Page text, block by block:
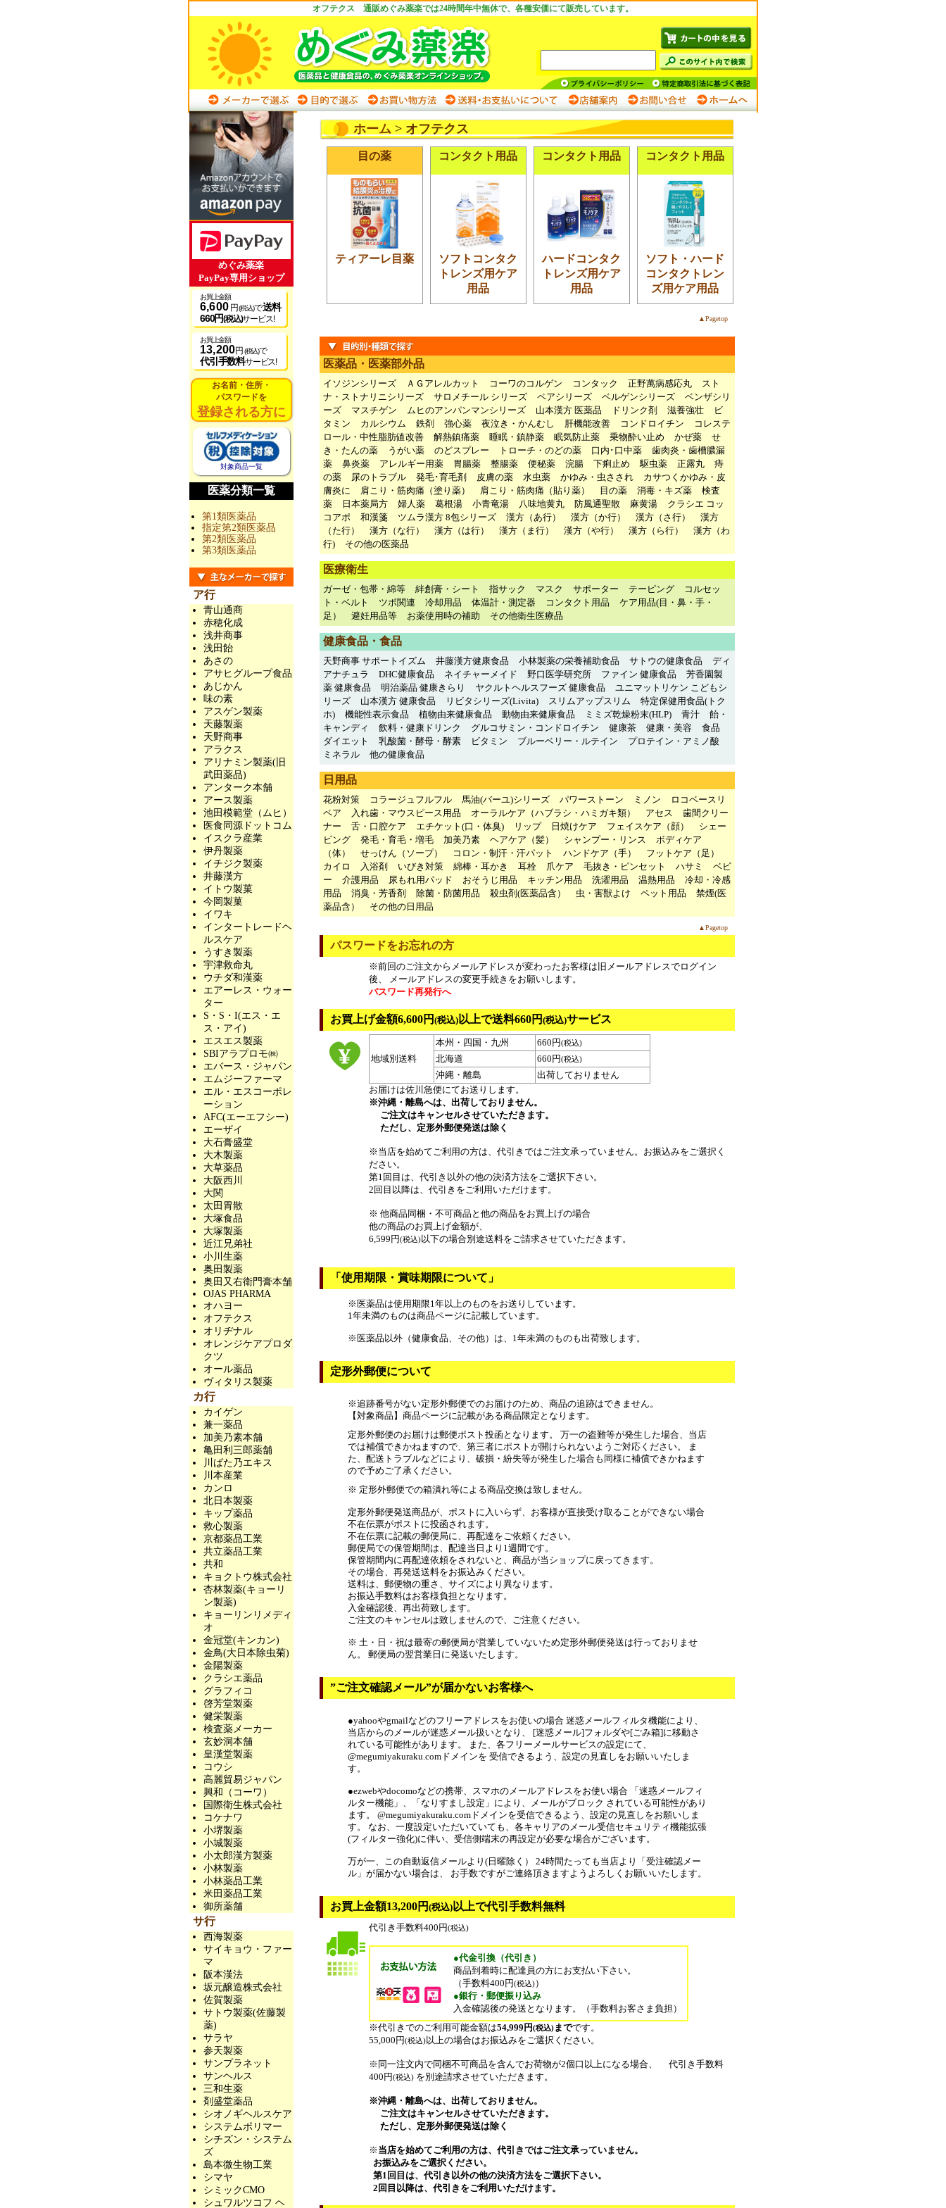
オフテクス 通販めぐみ薬楽では24時間年中無休で、各種安価にて販売しています。
ホーム> オフテクス
目の薬
ティアーレ目薬
コンタクト用品
ソフトコンタク
トレンズ用ケア
用品
コンタクト用品
ハードコンタク
トレンズ用ケア
用品
コンタクト用品
ソフト・ハード
コンタクトレン
ズ用ケア用品
▲Pagetop
医薬品・医薬部外品
イソジンシリーズ ＡＧアレルカット コーワのコルゲン コンタック 正野萬病感応丸
スト
ナ・ストナリニシリーズ
サロメチール シリーズ ペアシリーズ ベルゲンシリーズ
ベンザシリ
ーズ
マスチゲン ムヒのアンパンマンシリーズ 山本漢方 医薬品 ドリンク剤 滋養強壮
ビ
タミン
カルシウム 鉄剤 強心薬 夜泣き・かんむし 肝機能改善 コンドロイチン
コレステ
ロール・中性脂肪値改善
解熱鎮痛薬 睡眠・鎮静薬 眠気防止薬 乗物酔い止め かぜ薬
せ
き・たんの薬
うがい薬 のどスプレー トローチ・のどの薬 口内･口中薬
歯肉炎・歯槽膿漏
薬
鼻炎薬 アレルギー用薬 胃腸薬 整腸薬 便秘薬 浣腸 下痢止め 駆虫薬 正露丸
痔
の薬
尿のトラブル 発毛･育毛剤 皮膚の薬 水虫薬 かゆみ・虫さされ
カサつくかゆみ・皮
膚炎に
肩こり・筋肉痛（塗り薬） 肩こり・筋肉痛（貼り薬） 目の薬 消毒・キズ薬
検査
薬
日本薬局方 婦人薬 葛根湯 小青竜湯 八味地黄丸 防風通聖散 麻黄湯
クラシエ コッ
コアポ
和漢箋 ツムラ漢方 8包シリーズ 漢方（あ行） 漢方（か行） 漢方（さ行）
漢方
（た行）
漢方（な行） 漢方（は行） 漢方（ま行） 漢方（や行） 漢方（ら行）
漢方（わ
行)
その他の医薬品
医療衛生
ガーゼ・包帯・綿等 絆創膏・シート 指サック マスク サポーター テーピング
コルセッ
ト・ベルト
ツボ関連 冷却用品 体温計・測定器 コンタクト用品
ケア用品(目・鼻・手・
足）
避妊用品等 お薬使用時の補助 その他衛生医療品
健康食品・食品
天野商事 サポートイズム 井藤漢方健康食品 小林製薬の栄養補助食品 サトウの健康食品
ディ
アナチュラ
DHC健康食品 ネイチャーメイド 野口医学研究所 ファイン 健康食品
芳香園製
薬 健康食品
明治薬品 健康きらり ヤクルトヘルスフーズ 健康食品
ユニマットリケン こどもシ
リーズ
山本漢方 健康食品 リビタシリーズ(Livita) スリムアップスリム
特定保健用食品(トク
ホ)
機能性表示食品 植物由来健康食品 動物由来健康食品 ミミズ乾燥粉末(HLP) 青汁
飴・
キャンディ
飲料・健康ドリンク グルコサミン・コンドロイチン 健康茶 健康・美容
食品
ダイエット
乳酸菌・酵母・酵素 ビタミン ブルーベリー・ルテイン
プロテイン・アミノ酸
ミネラル
他の健康食品
日用品
花粉対策 コラージュフルフル 馬油(バーユ)シリーズ パワーストーン ミノン
ロコベースリ
ペア
入れ歯・マウスピース用品 オーラルケア（ハブラシ・ハミガキ類） アセス
歯間クリー
ナー
舌・口腔ケア エチケット(口・体臭) リップ 日焼けケア フェイスケア（顔）
シェー
ビング
発毛・育毛・増毛 加美乃素 ヘアケア（髪） シャンプー・リンス
ボディケア
（体）
せっけん（ソープ） コロン・制汗・汗パット ハンドケア（手）
フットケア（足）
カイロ
入浴剤 いびき対策 綿棒・耳かき 耳栓 爪ケア 毛抜き・ピンセット ハサミ
ベビ
ー
介護用品 尿もれ用パッド おそうじ用品 キッチン用品 洗濯用品 温熱用品
冷却・冷感
用品
消臭・芳香剤 除菌・防菌用品 殺虫剤(医薬品含） 虫・害獣よけ ペット用品
禁煙(医
薬品含）
その他の日用品
▲Pagetop
パスワードをお忘れの方
※前回のご注文からメールアドレスが変わったお客様は旧メールアドレスでログイン
後、 メールアドレスの変更手続きをお願いします。
パスワード再発行へ
お買上げ金額6,600円 (税込)以上で送料660円 (税込)サービス
地域別送料
本州・四国・九州 660円(税込)
北海道 660円(税込)
沖縄・離島
出荷しておりません
お届けは佐川急便にてお送りします。
※沖縄・離島へは、出荷しておりません。
ご注文はキャンセルさせていただきます。
ただし、定形外郵便発送は除く
※当店を始めてご利用の方は、代引きではご注文承っていません。お振込みをご選択く
ださい。
第1回目は、代引き以外の他の決済方法をご選択下さい。
2回目以降は、代引きをご利用いただけます。
※ 他商品同梱・不可商品と他の商品をお買上げの場合
他の商品のお買上げ金額が、
6,599円(税込)以下の場合別途送料をご請求させていただきます。
「使用期限・賞味期限について」
※医薬品は使用期限1年以上のものをお送りしています。
1年未満のものは商品ページに記載しています。
※医薬品以外（健康食品、その他）は、1年未満のものも出荷致します。
定形外郵便について
※追跡番号がない定形外郵便でのお届けのため、商品の追跡はできません。
【対象商品】商品ページに記載がある商品限定となります。
定形外郵便のお届けは郵便ポスト投函となります。 万一の盗難等が発生した場合、当店
では補償できかねますので、第三者にポストが開けられないようご対応ください。 ま
た、配送トラブルなどにより、破損・紛失等が発生した場合も同様に補償できかねます
ので予めご了承ください。
※ 定形外郵便での箱潰れ等による商品交換は致しません。
定形外郵便発送商品が、ポストに入いらず、お客様が直接受け取ることができない場合
不在伝票がポストに投函されます。
不在伝票に記載の郵便局に、再配達をご依頼ください。
郵便局での保管期間は、配達当日より1週間です。
保管期間内に再配達依頼をされないと、商品が当ショップに戻ってきます。
その場合、再発送送料をお振込みください。
送料は、郵便物の重さ、サイズにより異なります。
お振込手数料はお客様負担となります。
入金確認後、再出荷致します。
ご注文のキャンセルは致しませんので、ご注意ください。
※ 土・日・祝は最寄の郵便局が営業していないため定形外郵便発送は行っておりませ
ん。 郵便局の翌営業日に発送いたします。
”ご注文確認メール”が届かないお客様へ
●yahooやgmailなどのフリーアドレスをお使いの場合 迷惑メールフィルタ機能により、
当店からのメールが迷惑メール扱いとなり、 [迷惑メール]フォルダや[ごみ箱]に移動さ
れている可能性があります。 また、各フリーメールサービスの設定にて、
@megumiyakuraku.comドメインを 受信できるよう、設定の見直しをお願いいたしま
す。
●ezwebやdocomoなどの携帯、スマホのメールアドレスをお使い場合 「迷惑メールフィ
ルター機能」、「なりすまし設定」により、メールがブロック されている可能性があり
ます。 @megumiyakuraku.comドメインを受信できるよう、設定の見直しをお願いしま
す。 なお、一度設定いただいていても、各キャリアのメール受信セキュリティ機能拡張
(フィルター強化)に伴い、受信側端末の再設定が必要な場合がございます。
万が一、この自動返信メールより(日曜除く） 24時間たっても当店より「受注確認メー
ル」が届かない場合は、 お手数ですがご連絡頂きますようよろしくお願いいたします。
お買上金額13,200円 (税込)以上で代引手数料無料
代引き手数料400円(税込)
●代金引換（代引き）
商品到着時に配達員の方にお支払い下さい。
（手数料400円(税込)）
●銀行・郵便振り込み
入金確認後の発送となります。（手数料お客さま負担）
※代引きでのご利用可能金額は54,999円(税込)までです。
55,000円(税込)以上の場合はお振込みをご選択ください。
※同一注文内で同梱不可商品を含んでお荷物が2個口以上になる場合、 代引き手数料
400円(税込)を別途請求させていただきます。
※沖縄・離島へは、出荷しておりません。
ご注文はキャンセルさせていただきます。
ただし、定形外郵便発送は除く
※ 当店を始めてご利用の方は、代引きではご注文承っていません。
お振込みをご選択ください。
第1回目は、代引き以外の他の決済方法をご選択下さい。
2回目以降は、代引きをご利用いただけます。
めぐみ薬楽
PayPay専用ショップ
お買上金額
6,600 円(税込)で送料
660円(税込)サービス!
お買上金額
13,200円 (税込)で
代引手数料サービス!
お名前・住所・
パスワードを
登録される方に
対象商品一覧
医薬分類一覧
第1類医薬品
指定第2類医薬品
第2類医薬品
第3類医薬品
ア行
青山通商
赤穂化成
浅井商事
浅田飴
あさの
アサヒグループ食品
あじかん
味の素
アスゲン製薬
天藤製薬
天野商事
アラクス
アリナミン製薬(旧
武田薬品)
アンターク本舗
アース製薬
池田模範堂（ムヒ）
医食同源ドットコム
イスクラ産業
伊丹製薬
イチジク製薬
井藤漢方
イトウ製菓
今岡製菓
イワキ
インタートレードヘ
ルスケア
うすき製薬
宇津救命丸
ウチダ和漢薬
エアーレス・ウォー
ター
S・S・I(エス・エ
ス・アイ)
エスエス製薬
SBIアラプロモ㈱
エバース・ジャパン
エムジーファーマ
エル・エスコーポレ
ーション
AFC(エーエフシー)
エーザイ
大石膏盛堂
大木製薬
大草薬品
大阪西川
大関
太田胃散
大塚食品
大塚製薬
近江兄弟社
小川生薬
奥田製薬
奥田又右衛門膏本舗
OJAS PHARMA
オハヨー
オフテクス
オリヂナル
オレンジケアプロダ
クツ
オール薬品
ヴィタリス製薬
カ行
カイゲン
兼一薬品
加美乃素本舗
亀田利三郎薬舗
川ばた乃エキス
川本産業
カンロ
北日本製薬
キップ薬品
救心製薬
京都薬品工業
共立薬品工業
共和
キョクトウ株式会社
杏林製薬(キョーリ
ン製薬)
キョーリンリメディ
オ
金冠堂(キンカン)
金鳥(大日本除虫菊)
金陽製薬
クラシエ薬品
グラフィコ
啓芳堂製薬
健栄製薬
検査薬メーカー
玄妙洞本舗
皇漢堂製薬
コウシ
高麗貿易ジャパン
興和（コーワ）
国際衛生株式会社
コケナワ
小堺製薬
小城製薬
小太郎漢方製薬
小林製薬
小林薬品工業
米田薬品工業
御所薬舗
サ行
西海製薬
サイキョウ・ファー
マ
阪本漢法
坂元醸造株式会社
佐賀製薬
サトウ製薬(佐藤製
薬)
サラヤ
参天製薬
サンプラネット
サンヘルス
三和生薬
剤盛堂薬品
シオノギヘルスケア
システムポリマー
シチズン・システム
ズ
島本微生物工業
シマヤ
シミックCMO
シュワルツコフ ヘ